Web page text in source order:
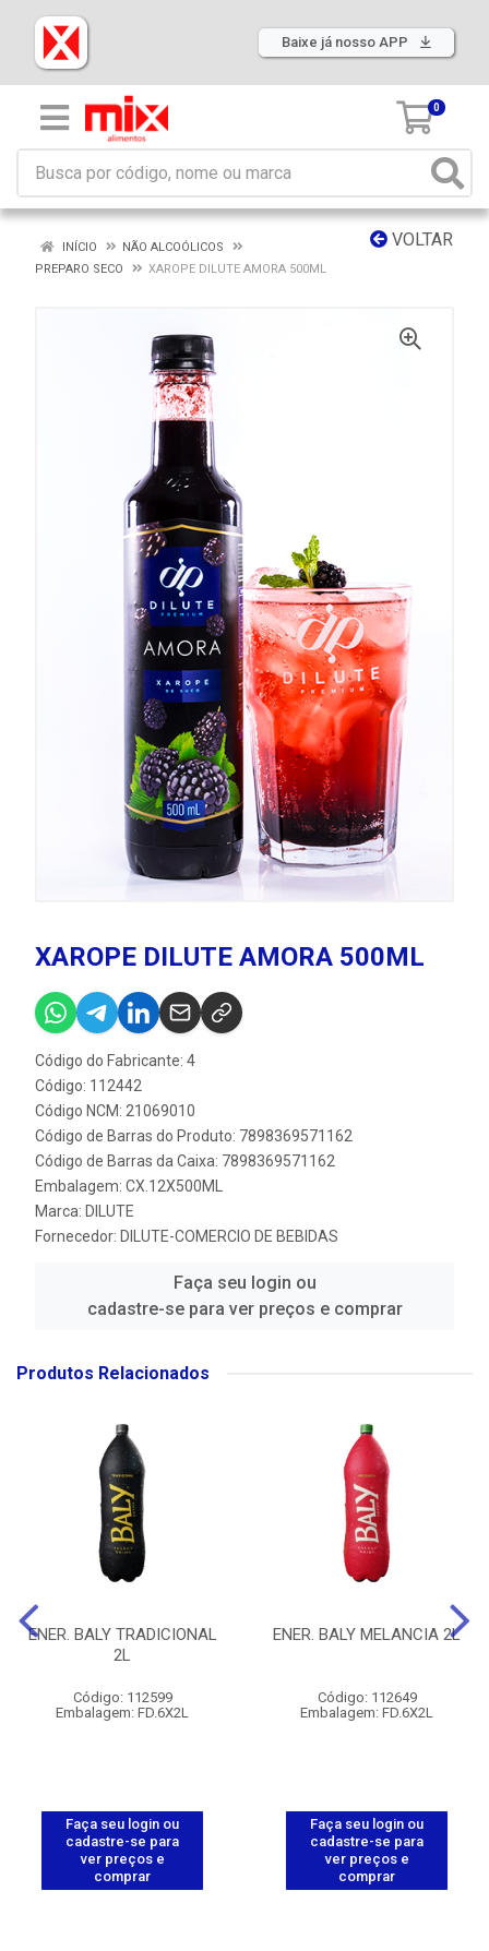
Baixe já nosso APP
0
VOLTAR
INÍCIO
NÃO ALCOÓLICOS
PREPARO SECO
XAROPE DILUTE AMORA 500ML
XAROPE DILUTE AMORA 500ML
Código do Fabricante: 4
Código: 112442
Código NCM: 21069010
Código de Barras do Produto: 7898369571162
Código de Barras da Caixa: 7898369571162
Embalagem: CX.12X500ML
Marca: DILUTE
Fornecedor: DILUTE-COMERCIO DE BEBIDAS
Faça seu login ou
cadastre-se para ver preços e comprar
Produtos Relacionados
ENER. BALY TRADICIONAL
2L
Código: 112599
Embalagem: FD.6X2L
Faça seu login ou
cadastre-se para
ver preços e
comprar
ENER. BALY MELANCIA 2L
Código: 112649
Embalagem: FD.6X2L
Faça seu login ou
cadastre-se para
ver preços e
comprar